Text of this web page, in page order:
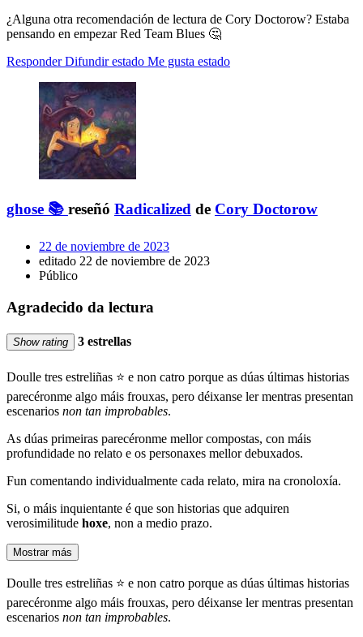
¿Alguna otra recomendación de lectura de Cory Doctorow? Estaba
pensando en empezar Red Team Blues 🤔
Responder Difundir estado Me gusta estado
ghose 📚 reseñó Radicalized de Cory Doctorow
22 de noviembre de 2023
editado 22 de noviembre de 2023
Público
Agradecido da lectura
Show rating 3 estrellas
Doulle tres estreliñas ⭐ e non catro porque as dúas últimas historias
parecéronme algo máis frouxas, pero déixanse ler mentras presentan
escenarios non tan improbables.
As dúas primeiras parecéronme mellor compostas, con máis
profundidade no relato e os personaxes mellor debuxados.
Fun comentando individualmente cada relato, mira na cronoloxía.
Si, o máis inquientante é que son historias que adquiren
verosimilitude hoxe, non a medio prazo.
Mostrar más
Doulle tres estreliñas ⭐ e non catro porque as dúas últimas historias
parecéronme algo máis frouxas, pero déixanse ler mentras presentan
escenarios non tan improbables.